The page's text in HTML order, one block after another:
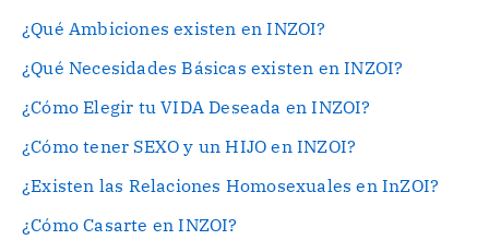
¿Qué Ambiciones existen en INZOI?
¿Qué Necesidades Básicas existen en INZOI?
¿Cómo Elegir tu VIDA Deseada en INZOI?
¿Cómo tener SEXO y un HIJO en INZOI?
¿Existen las Relaciones Homosexuales en InZOI?
¿Cómo Casarte en INZOI?